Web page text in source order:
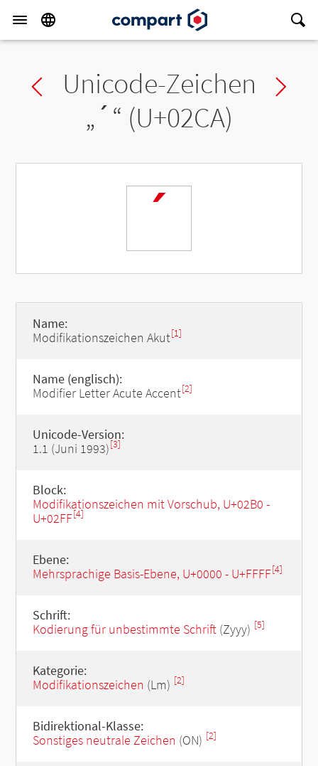
Previous char
Unicode-Zeichen
„ ˊ“ (U+02CA)
ˊ
Name:
Modifikationszeichen Akut[1]
Name (englisch):
Modifier Letter Acute Accent[2]
Unicode-Version:
1.1 (Juni 1993)[3]
Block:
Modifikationszeichen mit Vorschub, U+02B0 -
U+02FF[4]
Ebene:
Mehrsprachige Basis-Ebene, U+0000 - U+FFFF[4]
Schrift:
Kodierung für unbestimmte Schrift(Zyyy) [5]
Kategorie:
Modifikationszeichen (Lm) [2]
Bidirektional-Klasse:
Sonstiges neutrale Zeichen (ON) [2]